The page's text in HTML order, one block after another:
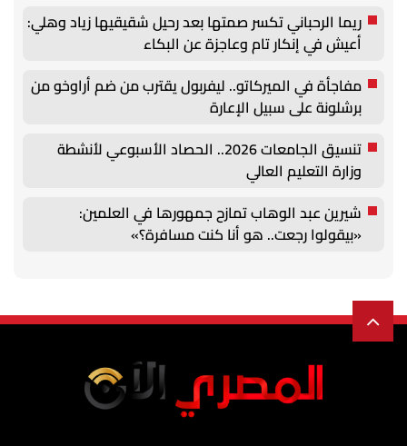
ريما الرحباني تكسر صمتها بعد رحيل شقيقيها زياد وهلي:
أعيش في إنكار تام وعاجزة عن البكاء
مفاجأة في الميركاتو.. ليفربول يقترب من ضم أراوخو من
برشلونة على سبيل الإعارة
تنسيق الجامعات 2026.. الحصاد الأسبوعي لأنشطة
وزارة التعليم العالي
شيرين عبد الوهاب تمازح جمهورها في العلمين:
«بيقولوا رجعت.. هو أنا كنت مسافرة؟»